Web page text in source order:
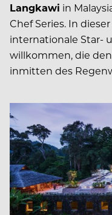
Langkawi in
Chef Series. In
internationale Star-
willkommen, die
inmitten des